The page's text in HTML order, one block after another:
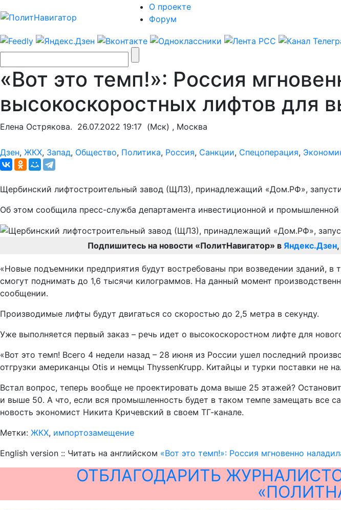
О проекте
Форум
«Вот это темп!»: Россия
высокоскоростных лифтов для
Елена Острякова. 26.07.2022 19:17 (Мск) , Москва
Дзен, ЖКХ, Запад, Общество, Политика, Россия, Санкции, Спецоперация,
Щербинский лифтостроительный завод (ЩЛЗ), принадлежащий «Дом.РФ»,
Об этом сообщила пресс-служба департамента инвестиционной и
Подпишитесь на новости «ПолитНавигатор» в Яндекс.Дзен,
«Новые подъемники предприятия будут востребованы при возведении зданий,
смогут поднимать до 1,6 тысячи килограммов. На данный момент
сообщении.
Производимые лифты будут двигаться со скоростью до 2,5 метра в секунду.
Уже выполняется первый заказ – речь идет о высокоскоростном лифте для
«Вот это темп! Всего 4 недели назад – 28 июня из России ушел последний
отгрузки американцы Otis и немцы ThyssenKrupp. Китайцы и турки поставки не
Встал вопрос, теперь вообще не проектировать дома выше 25 этажей?
и выше 50. А что, если вся промышленность будет в таком темпе замещать все
новость экономист Никита Кричевский в своем ТГ-канале.
Метки: ЖКХ, импортозамещение
English version :: Читать на английском «Вот это темп!»: Россия мгновенно
ОТБЛАГОДАРИТЬ